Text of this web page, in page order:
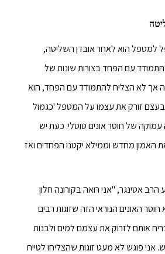
למטפל הוא לאחר אובדן השליטה,
עם הפחד בצורות שונות של
אך לא הצליח להתמודד עם הפחד, הוא
זורק את עצמו על המטפל 'כגמול
של חוסר אונים טוטלי. כעת יש
האמון מחדש וממילא יקטנו הפחדים ואז
אטינגר, "אני רואה בקורונה חלון
חוסר האונים הנוראי הזה שזוגות רבים
אותם לזרוק את עצמם למים ולבנות
פוגש לא מעט זוגות שהצליחו לטייח